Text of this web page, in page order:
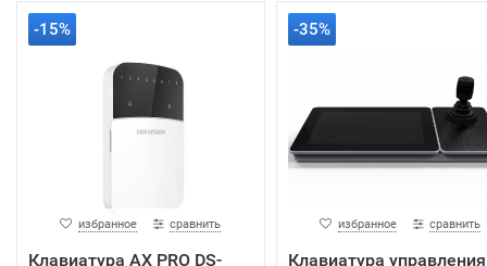
-15%
избранное сравнить
Клавиатура AX PRO DS-
-35%
избранное сравнить
Клавиатура управления